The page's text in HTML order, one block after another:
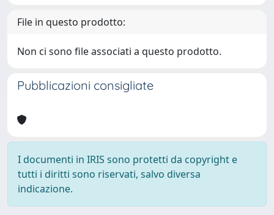
File in questo prodotto:
Non ci sono file associati a questo prodotto.
Pubblicazioni consigliate
I documenti in IRIS sono protetti da copyright e
tutti i diritti sono riservati, salvo diversa
indicazione.